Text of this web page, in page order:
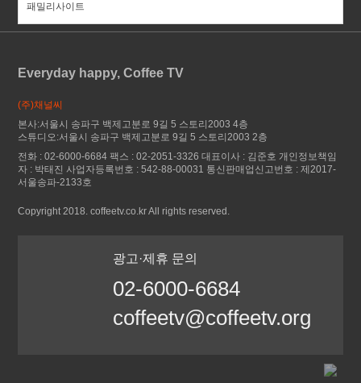
패밀리사이트
Everyday happy, Coffee TV
(주)채널씨
본사:서울시 송파구 백제고분로 9길 5 스토리2003 4층
스튜디오:서울시 송파구 백제고분로 9길 5 스토리2003 2층
전화 : 02-6000-6684 팩스 : 02-2051-3326 대표이사 : 김준호 개인정보책임
자 : 박태진 사업자등록번호 : 542-88-00031 통신판매업신고번호 : 제2017-
서울송파-2133호
Copyright 2018. coffeetv.co.kr All rights reserved.
광고·제휴 문의
02-6000-6684
coffeetv@coffeetv.org